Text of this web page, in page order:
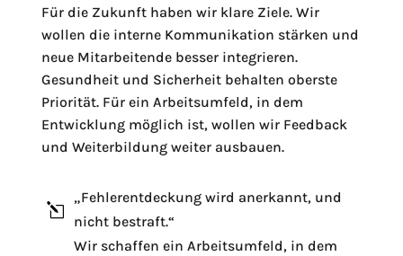
Für die Zukunft haben wir klare Ziele. Wir
wollen die interne Kommunikation stärken und
neue Mitarbeitende besser integrieren.
Gesundheit und Sicherheit behalten oberste
Priorität. Für ein Arbeitsumfeld, in dem
Entwicklung möglich ist, wollen wir Feedback
und Weiterbildung weiter ausbauen.
l
„Fehlerentdeckung wird anerkannt, und
nicht bestraft.“
Wir schaffen ein Arbeitsumfeld, in dem